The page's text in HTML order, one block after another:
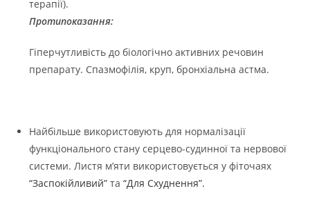
терапії).
Протипоказання:
Гіперчутливість до біологічно активних речовин
препарату. Спазмофілія, круп, бронхіальна астма.
Найбільше використовують для нормалізації
функціонального стану серцево-судинної та нервової
системи. Листя м’яти використовується у фіточаях
“Заспокійливий” та“Для Схуднення”.